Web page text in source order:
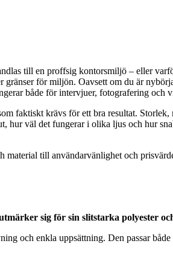
till en proffsig kontorsmiljö – eller
för miljön. Oavsett om du är
både för intervjuer, fotografering och
faktiskt krävs för ett bra resultat.
hur väl det fungerar i olika ljus och hur
material till användarvänlighet och
sig för sin slitstarka polyester
och enkla uppsättning. Den passar